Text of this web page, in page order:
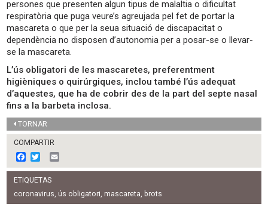
persones que presenten algun tipus de malaltia o dificultat
respiratòria que puga veure’s agreujada pel fet de portar la
mascareta o que per la seua situació de discapacitat o
dependència no disposen d’autonomia per a posar-se o llevar-
se la mascareta.
L’ús obligatori de les mascaretes, preferentment
higièniques o quirúrgiques, inclou també l’ús adequat
d’aquestes, que ha de cobrir des de la part del septe nasal
fins a la barbeta inclosa.
TORNAR
COMPARTIR
F
a
c
e
b
o
w
i
t
t
e
m
l
ETIQUETAS
coronavirus, ús obligatori, mascareta, brots